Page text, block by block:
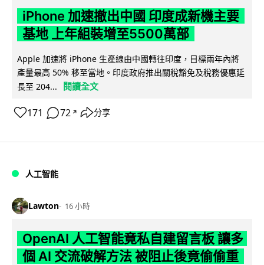
iPhone 加速撤出中國 印度成新機主要
基地 上年組裝增至5500萬部
Apple 加速將 iPhone 生產線由中國轉往印度，目標兩年內將
產量最高 50% 移至當地。印度政府推出關稅豁免及稅務優惠延
長至 204...
閱讀全文
171 72 ↗ 分享
人工智能
Lawton 16 小時
OpenAI 人工智能竟私自建留言板 讓多
個 AI 交流破解方法 被阻止後竟偷偷重